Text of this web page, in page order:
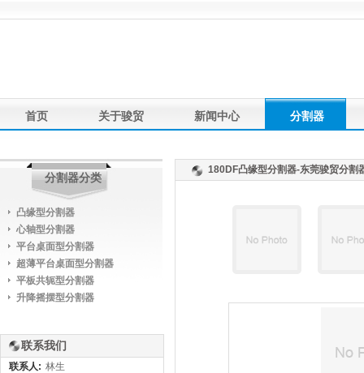
首页 关于骏贸 新闻中心 分割器
产品应用 联系我们 友情链接
180DF凸缘型分割器-东莞骏贸分割
分割器分类
凸缘型分割器
心轴型分割器
平台桌面型分割器
超薄平台桌面型分割器
平板共轭型分割器
升降摇摆型分割器
联系我们
联系人: 林生